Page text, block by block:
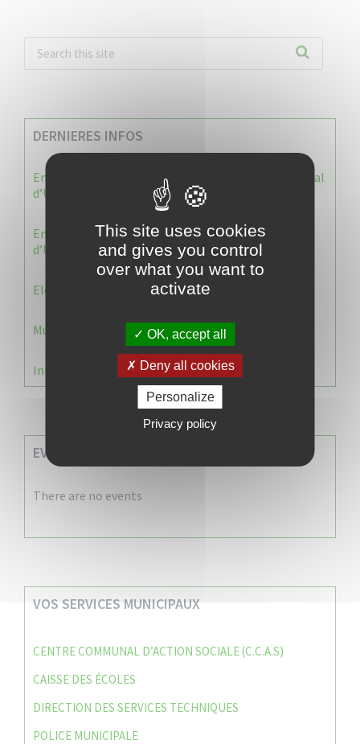
DERNIERES INFOS
Enquête publique : Dossier Modification du Plan Local
d’Urbanisme du Vauclin
Enquête publique : 1 ère modification du Plan Local
d’Urbanisme (PLU) de la commune du Vauclin.
Election 2026 : Commission de contrôle
Municipale 2026 : Transfert du Bureau de Vote n°2
Information Élections – Carte Électorale
EVENEMENTS A VENIR
There are no events
VOS SERVICES MUNICIPAUX
CENTRE COMMUNAL D’ACTION SOCIALE (C.C.A.S)
CAISSE DES ÉCOLES
DIRECTION DES SERVICES TECHNIQUES
POLICE MUNICIPALE
This site uses cookies
and gives you control
over what you want to
activate
OK, accept all
Deny all cookies
Personalize
Privacy policy